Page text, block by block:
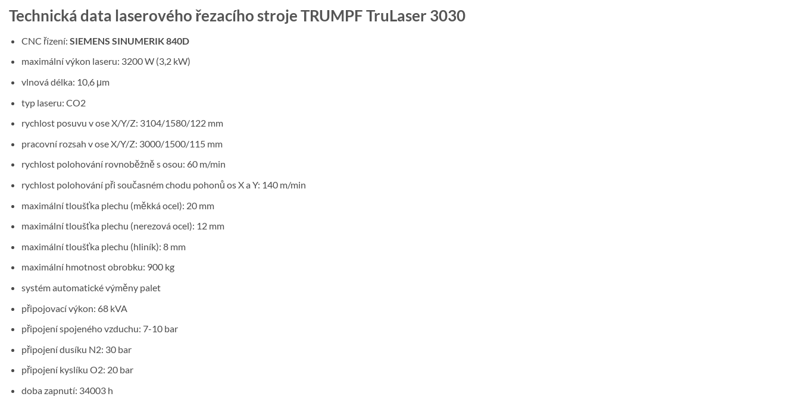
Technická data laserového řezacího stroje TRUMPF TruLaser 3030
CNC řízení: SIEMENS SINUMERIK 840D
maximální výkon laseru: 3200 W (3,2 kW)
vlnová délka: 10,6 μm
typ laseru: CO2
rychlost posuvu v ose X/Y/Z: 3104/1580/122 mm
pracovní rozsah v ose X/Y/Z: 3000/1500/115 mm
rychlost polohování rovnoběžně s osou: 60 m/min
rychlost polohování při současném chodu pohonů os X a Y: 140 m/min
maximální tloušťka plechu (měkká ocel): 20 mm
maximální tloušťka plechu (nerezová ocel): 12 mm
maximální tloušťka plechu (hliník): 8 mm
maximální hmotnost obrobku: 900 kg
systém automatické výměny palet
připojovací výkon: 68 kVA
připojení spojeného vzduchu: 7-10 bar
připojení dusíku N2: 30 bar
připojení kyslíku O2: 20 bar
doba zapnutí: 34003 h